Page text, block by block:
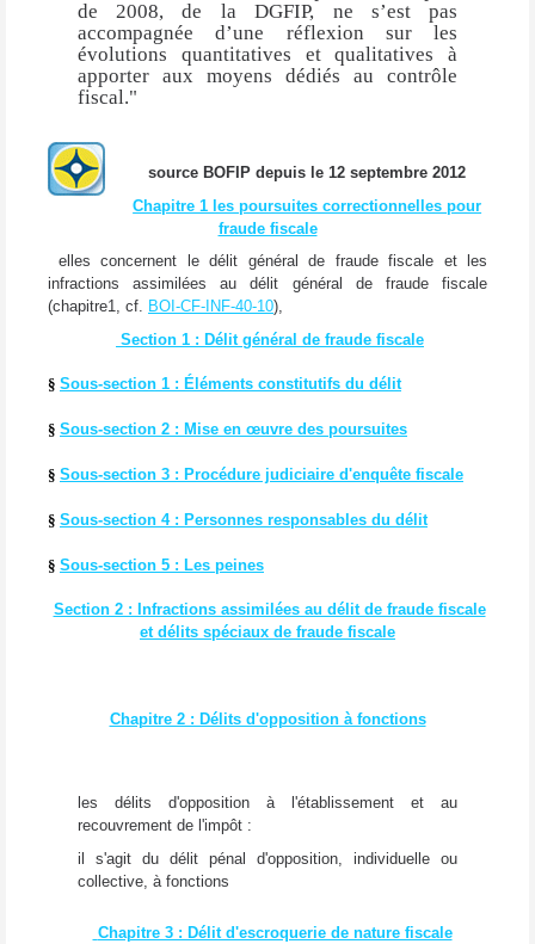
de 2008, de la DGFIP, ne s’est pas
accompagnée d’une réflexion sur les
évolutions quantitatives et qualitatives à
apporter aux moyens dédiés au contrôle
fiscal."
source BOFIP depuis le 12 septembre 2012
Chapitre 1 les poursuites correctionnelles pour
fraude fiscale
elles concernent le délit général de fraude fiscale et les
infractions assimilées au délit général de fraude fiscale
(chapitre1, cf. BOI-CF-INF-40-10),
Section 1 : Délit général de fraude fiscale
§ Sous-section 1 : Éléments constitutifs du délit
§ Sous-section 2 : Mise en œuvre des poursuites
§ Sous-section 3 : Procédure judiciaire d'enquête fiscale
§ Sous-section 4 : Personnes responsables du délit
§ Sous-section 5 : Les peines
Section 2 : Infractions assimilées au délit de fraude fiscale
et délits spéciaux de fraude fiscale
Chapitre 2 : Délits d'opposition à fonctions
les délits d'opposition à l'établissement et au
recouvrement de l'impôt :
il s'agit du délit pénal d'opposition, individuelle ou
collective, à fonctions
Chapitre 3 : Délit d'escroquerie de nature fiscale